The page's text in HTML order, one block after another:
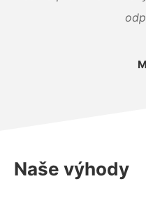
Naše výhody